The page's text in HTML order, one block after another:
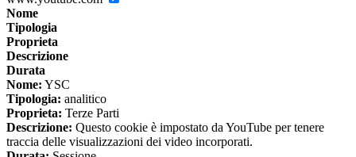
Nome
Tipologia
Proprieta
Descrizione
Durata
Nome: YSC
Tipologia: analitico
Proprieta: Terze Parti
Descrizione: Questo cookie è impostato da YouTube per tenere
traccia delle visualizzazioni dei video incorporati.